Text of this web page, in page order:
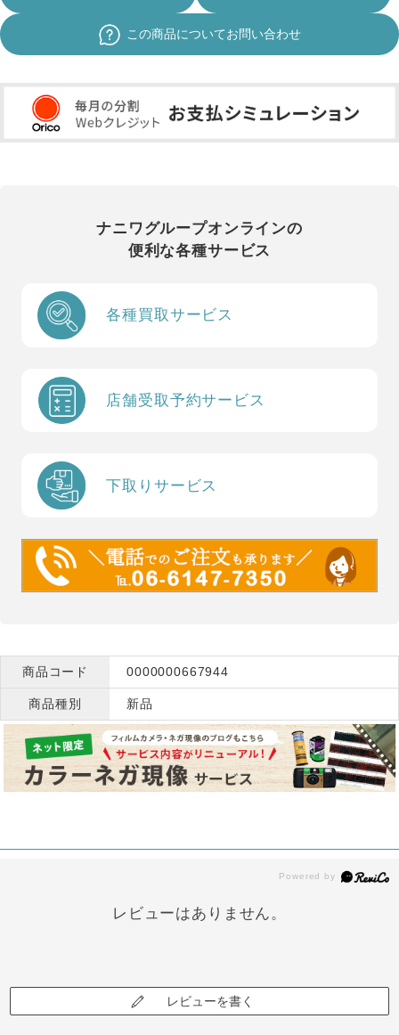
この商品についてお問い合わせ
ナニワグループオンラインの
便利な各種サービス
各種買取サービス
店舗受取予約サービス
下取りサービス
商品コード 0000000667944
商品種別 新品
レビューはありません。
レビューを書く